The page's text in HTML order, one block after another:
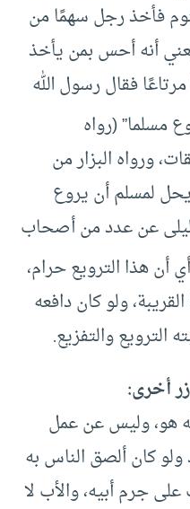
فأخذ رجل سهمًا من
أنه أحس بمن يأخذ
فقال رسول الله
مسلما” (رواه
ورواه البزار من
لمسلم أن يروع
ليلى عن عدد من أصحاب
أن هذا الترويع حرام،
ولو كان دافعه
الترويع والتفزيع.
أخرى:
هو، وليس عن عمل
كان ألصق الناس به
على جرم أبيه، والأب لا